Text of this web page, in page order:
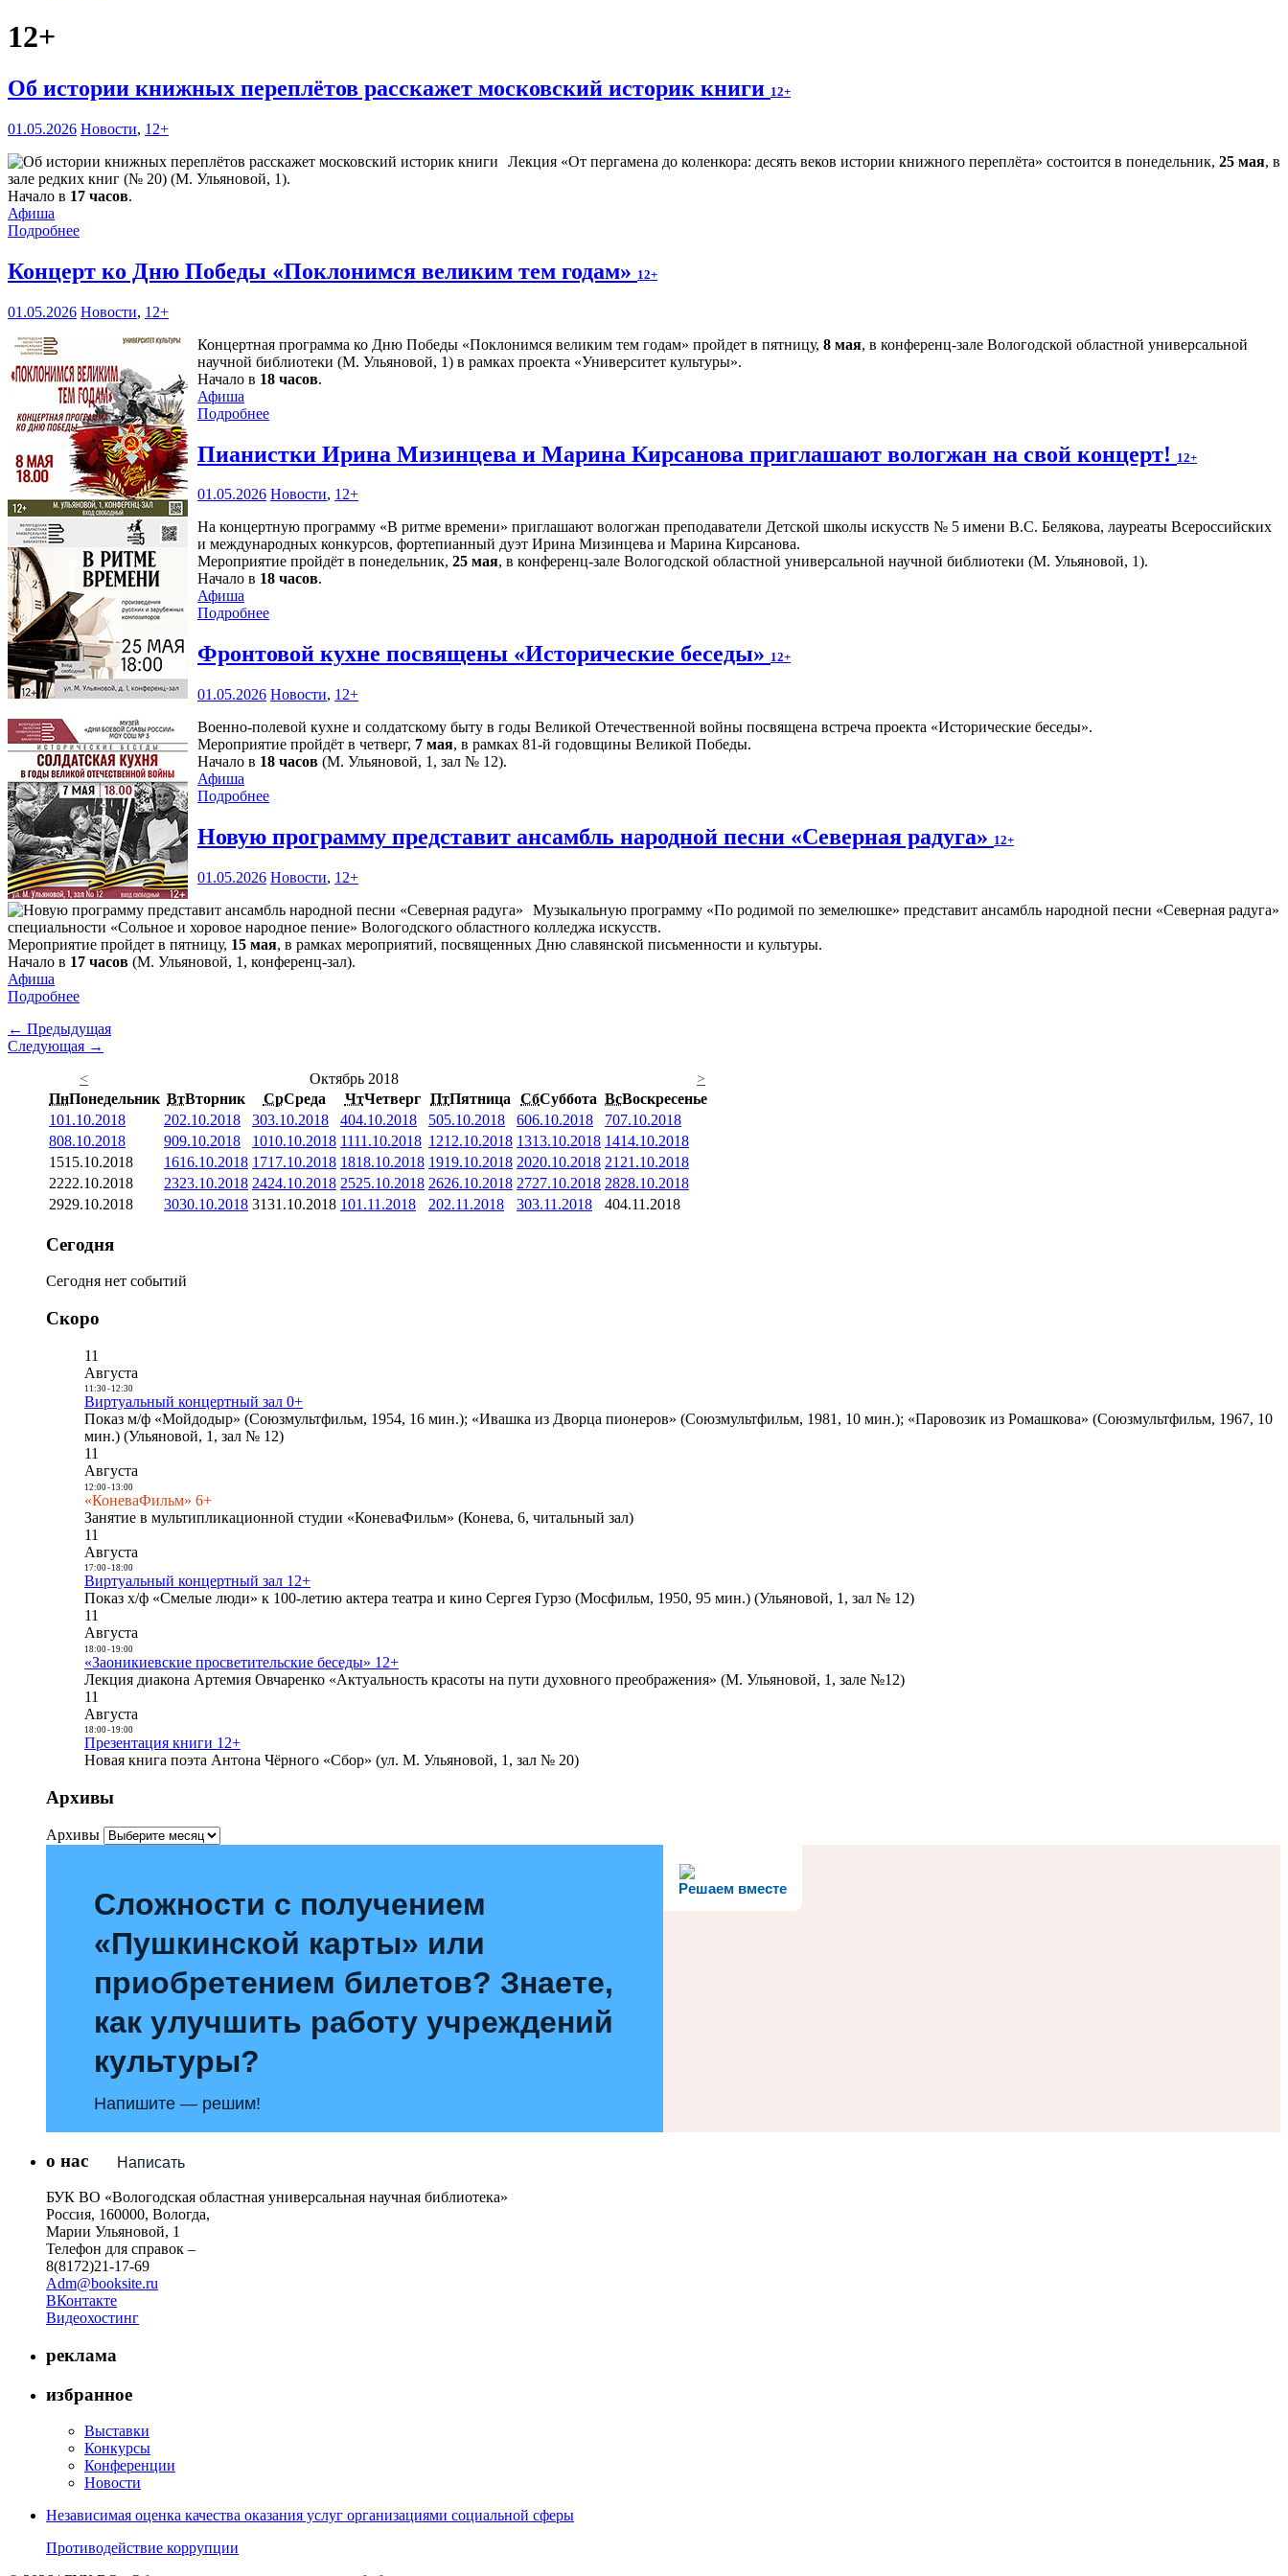
12+
Об истории книжных переплётов расскажет московский историк книги 12+
01.05.2026 Новости, 12+
Лекция «От пергамена до коленкора: десять веков истории книжного переплёта» состоится в понедельник, 25 мая, в
зале редких книг (№ 20) (М. Ульяновой, 1).
Начало в 17 часов.
Афиша
Подробнее
Концерт ко Дню Победы «Поклонимся великим тем годам» 12+
01.05.2026 Новости, 12+
Концертная программа ко Дню Победы «Поклонимся великим тем годам» пройдет в пятницу, 8 мая, в конференц-зале Вологодской областной универсальной
научной библиотеки (М. Ульяновой, 1) в рамках проекта «Университет культуры».
Начало в 18 часов.
Афиша
Подробнее
Пианистки Ирина Мизинцева и Марина Кирсанова приглашают вологжан на свой концерт! 12+
01.05.2026 Новости, 12+
На концертную программу «В ритме времени» приглашают вологжан преподаватели Детской школы искусств № 5 имени В.С. Белякова, лауреаты Всероссийских
и международных конкурсов, фортепианный дуэт Ирина Мизинцева и Марина Кирсанова.
Мероприятие пройдёт в понедельник, 25 мая, в конференц-зале Вологодской областной универсальной научной библиотеки (М. Ульяновой, 1).
Начало в 18 часов.
Афиша
Подробнее
Фронтовой кухне посвящены «Исторические беседы» 12+
01.05.2026 Новости, 12+
Военно-полевой кухне и солдатскому быту в годы Великой Отечественной войны посвящена встреча проекта «Исторические беседы».
Мероприятие пройдёт в четверг, 7 мая, в рамках 81-й годовщины Великой Победы.
Начало в 18 часов (М. Ульяновой, 1, зал № 12).
Афиша
Подробнее
Новую программу представит ансамбль народной песни «Северная радуга» 12+
01.05.2026 Новости, 12+
Музыкальную программу «По родимой по земелюшке» представит ансамбль народной песни «Северная радуга»
специальности «Сольное и хоровое народное пение» Вологодского областного колледжа искусств.
Мероприятие пройдет в пятницу, 15 мая, в рамках мероприятий, посвященных Дню славянской письменности и культуры.
Начало в 17 часов (М. Ульяновой, 1, конференц-зал).
Афиша
Подробнее
← Предыдущая
Следующая →
<
Октябрь 2018
>
ПнПонедельник ВтВторник СрСреда ЧтЧетверг ПтПятница СбСуббота ВсВоскресенье
101.10.2018 202.10.2018 303.10.2018 404.10.2018 505.10.2018 606.10.2018 707.10.2018
808.10.2018 909.10.2018 1010.10.2018 1111.10.2018 1212.10.2018 1313.10.2018 1414.10.2018
1515.10.2018 1616.10.2018 1717.10.2018 1818.10.2018 1919.10.2018 2020.10.2018 21 21.10.2018
2222.10.2018 2323.10.2018 2424.10.2018 2525.10.2018 2626.10.2018 2727.10.2018 2828.10.2018
2929.10.2018 3030.10.2018 3131.10.2018 101.11.2018 202.11.2018 303.11.2018 404.11.2018
Сегодня
Сегодня нет событий
Скоро
11
Августа
11:30- 12:30
Виртуальный концертный зал 0+
Показ м/ф «Мойдодыр» (Союзмультфильм, 1954, 16 мин.); «Ивашка из Дворца пионеров» (Союзмультфильм, 1981, 10 мин.); «Паровозик из Ромашкова» (Союзмультфильм, 1967, 10
мин.) (Ульяновой, 1, зал № 12)
11
Августа
12:00- 13:00
«КоневаФильм» 6+
Занятие в мультипликационной студии «КоневаФильм» (Конева, 6, читальный зал)
11
Августа
17:00- 18:00
Виртуальный концертный зал 12+
Показ х/ф «Смелые люди» к 100-летию актера театра и кино Сергея Гурзо (Мосфильм, 1950, 95 мин.) (Ульяновой, 1, зал № 12)
11
Августа
18:00- 19:00
«Заоникиевские просветительские беседы» 12+
Лекция диакона Артемия Овчаренко «Актуальность красоты на пути духовного преображения» (М. Ульяновой, 1, зале №12)
11
Августа
18:00- 19:00
Презентация книги 12+
Новая книга поэта Антона Чёрного «Сбор» (ул. М. Ульяновой, 1, зал № 20)
Архивы
Архивы
Решаем вместе
Сложности с получением
«Пушкинской карты» или
приобретением билетов? Знаете,
как улучшить работу учреждений
культуры?
Напишите — решим!
Написать
о нас
БУК ВО «Вологодская областная универсальная научная библиотека»
Россия, 160000, Вологда,
Марии Ульяновой, 1
Телефон для справок –
8(8172)21-17-69
Adm@booksite.ru
ВКонтакте
Видеохостинг
реклама
избранное
Выставки
Конкурсы
Конференции
Новости
Независимая оценка качества оказания услуг организациями социальной сферы
Противодействие коррупции